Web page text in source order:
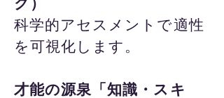
科学的アセスメントで適性
を可視化します。
才能の源泉「知識・スキ